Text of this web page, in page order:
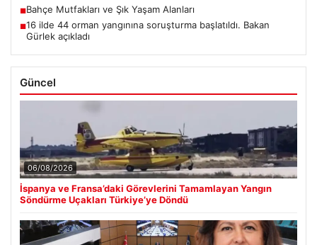
■Bahçe Mutfakları ve Şık Yaşam Alanları
■16 ilde 44 orman yangınına soruşturma başlatıldı. Bakan
Gürlek açıkladı
Güncel
06/08/2026
İspanya ve Fransa’daki Görevlerini Tamamlayan Yangın
Söndürme Uçakları Türkiye’ye Döndü